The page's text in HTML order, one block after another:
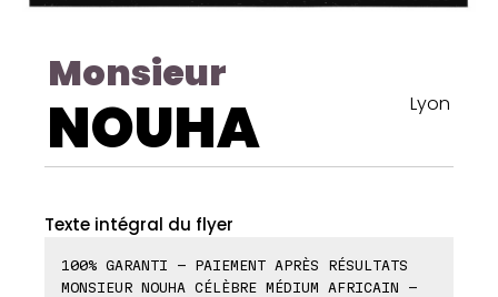
Monsieur
NOUHA Lyon
Texte intégral du flyer
100% GARANTI - PAIEMENT APRÈS RÉSULTATS
MONSIEUR NOUHA CÉLÈBRE MÉDIUM AFRICAIN -